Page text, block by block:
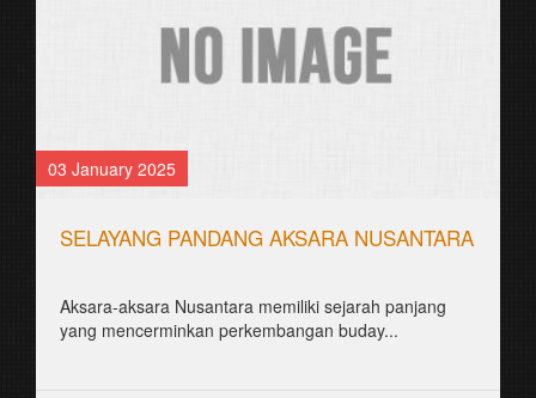
03 January 2025
SELAYANG PANDANG AKSARA NUSANTARA
Aksara-aksara Nusantara memiliki sejarah panjang
yang mencerminkan perkembangan buday...